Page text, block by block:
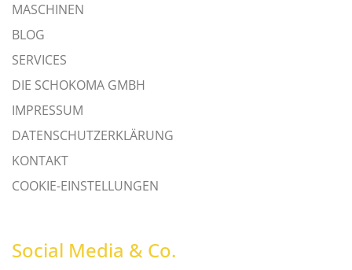
MASCHINEN
BLOG
SERVICES
DIE SCHOKOMA GMBH
IMPRESSUM
DATENSCHUTZERKLÄRUNG
KONTAKT
COOKIE-EINSTELLUNGEN
Social Media & Co.